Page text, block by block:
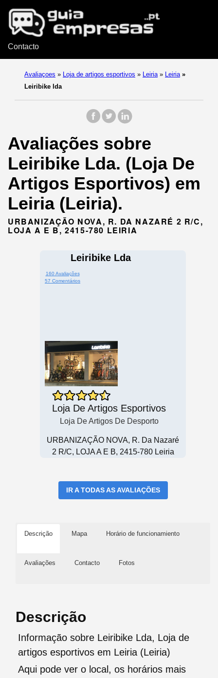
Contacto
Avaliaçoes » Loja de artigos esportivos » Leiria » Leiria »
Leiribike lda
Avaliações sobre
Leiribike Lda. (Loja De
Artigos Esportivos) em
Leiria (Leiria).
URBANIZAÇÃO NOVA, R. DA NAZARÉ 2 R/C,
LOJA A E B, 2415-780 LEIRIA
Leiribike Lda
160 Avaliações
57 Comentários
Loja De Artigos Esportivos
Loja De Artigos De Desporto
URBANIZAÇÃO NOVA, R. Da Nazaré
2 R/C, LOJA A E B, 2415-780 Leiria
IR A TODAS AS AVALIAÇÕES
Descrição Mapa Horário de funcionamiento
Avaliações Contacto Fotos
Descrição
Informação sobre Leiribike Lda, Loja de
artigos esportivos em Leiria (Leiria)
Aqui pode ver o local, os horários mais